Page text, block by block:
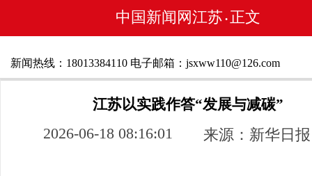
中国新闻网江苏 • 正文
新闻热线：18013384110 电子邮箱：jsxww110@126.com
江苏以实践作答“发展与减碳”
2026-06-18 08:16:01 来源：新华日报